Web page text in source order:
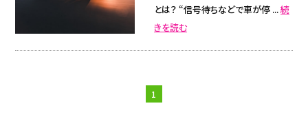
とは？ “信号待ちなどで車が停 ...続
きを読む
1